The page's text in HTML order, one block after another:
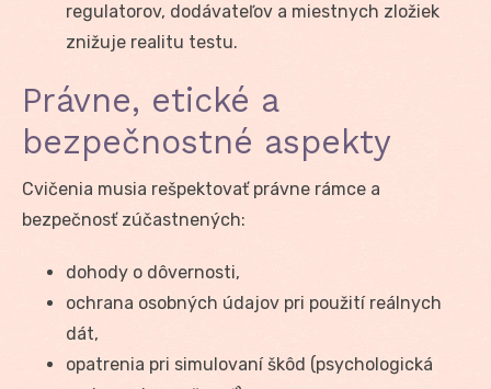
regulatorov, dodávateľov a miestnych zložiek
znižuje realitu testu.
Právne, etické a
bezpečnostné aspekty
Cvičenia musia rešpektovať právne rámce a
bezpečnosť zúčastnených:
dohody o dôvernosti,
ochrana osobných údajov pri použití reálnych
dát,
opatrenia pri simulovaní škôd (psychologická